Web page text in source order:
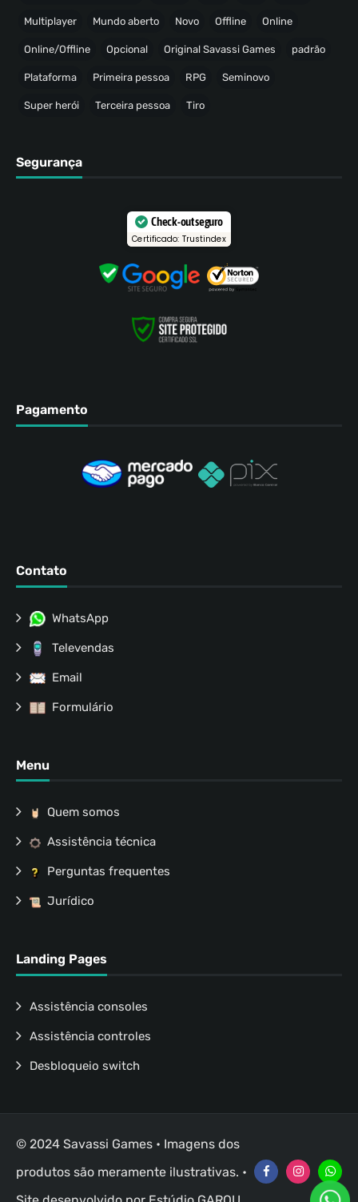
Multiplayer Mundo aberto Novo Offline Online
Online/Offline Opcional Original Savassi Games padrão
Plataforma Primeira pessoa RPG Seminovo
Super herói Terceira pessoa Tiro
Segurança
Check-out seguro
Certificado: Trustindex
Pagamento
Contato
WhatsApp
Televendas
Email
Formulário
Menu
Quem somos
Assistência técnica
Perguntas frequentes
Jurídico
Landing Pages
Assistência consoles
Assistência controles
Desbloqueio switch
© 2024 Savassi Games • Imagens dos
produtos são meramente ilustrativas. •